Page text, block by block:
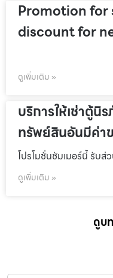
Promotion for
discount for
ดูเพิ่มเติม »
บริการให้เช่าตู้นิ
ทรัพย์สินอันมีค่า
โปรโมชั่นชัมเมอร์นี้ รับส่
ดูเพิ่มเติม »
ดูบ